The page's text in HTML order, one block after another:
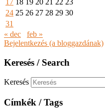
24 25 26 27 28 29 30
31
« dec
feb »
Bejelentkezés (a bloggazdának)
Keresés / Search
Keresés
Címkék / Tags